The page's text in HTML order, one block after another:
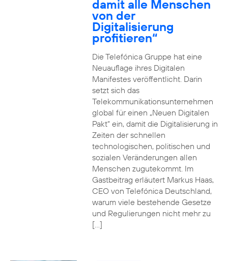
damit alle Menschen
von der
Digitalisierung
profitieren“
Die Telefónica Gruppe hat eine
Neuauflage ihres Digitalen
Manifestes veröffentlicht. Darin
setzt sich das
Telekommunikationsunternehmen
global für einen „Neuen Digitalen
Pakt“ ein, damit die Digitalisierung in
Zeiten der schnellen
technologischen, politischen und
sozialen Veränderungen allen
Menschen zugutekommt. Im
Gastbeitrag erläutert Markus Haas,
CEO von Telefónica Deutschland,
warum viele bestehende Gesetze
und Regulierungen nicht mehr zu
[…]